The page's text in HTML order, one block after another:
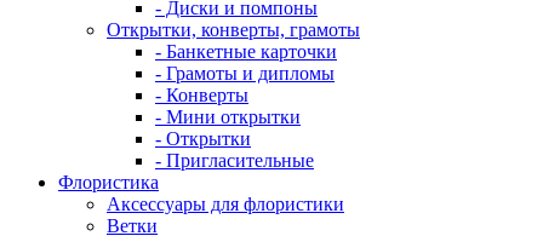
- Диски и помпоны
Открытки, конверты, грамоты
- Банкетные карточки
- Грамоты и дипломы
- Конверты
- Мини открытки
- Открытки
- Пригласительные
Флористика
Аксессуары для флористики
Ветки